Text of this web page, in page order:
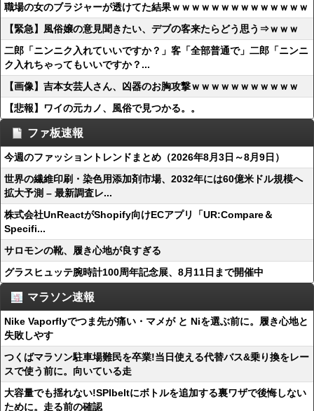
職場の女のブラジャーが透けてた結果ｗｗｗｗｗｗｗｗｗｗｗｗｗｗ
【緊急】風俗嬢の意見聞きたい、デブの客来たらどう思う⇒ｗｗｗ
二郎「ニンニク入れていいですか？」客「全部普通で」二郎「ニンニ
ク入れちゃってもいいですか？...
【画像】吉本女芸人さん、凶器のお胸攻撃ｗｗｗｗｗｗｗｗｗｗｗ
【悲報】ワイの元カノ、風俗で見つかる。。
ファ板速報
今週のファッショントレンドまとめ（2026年8月3日～8月9日）
世界の繊維印刷・染色用添加剤市場、2032年には60億米ドル規模へ
拡大予測 – 最新調査レ...
株式会社UnReactがShopify向けECアプリ「UR:Compare＆
Specifi...
サロモンの靴、履き心地が良すぎる
グラスヒュッテ腕時計100周年記念展、8月11日まで開催中
マラソン速報
Nike Vaporflyでつま先が痛い・マメが と Niを選ぶ前に。履き心地と
失敗しやす
つくばマラソン駐車場難民を卒業!当日使える代替バス&乗り換をレー
スで使う前に。向いている走
大容量でも揺れない!SPIbeltにボトルを追加する裏ワザで後悔しない
ために。走る前の確認